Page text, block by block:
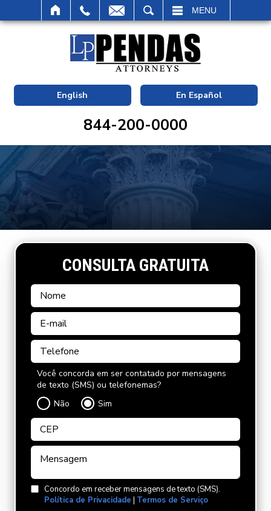
MENU
English En Español
844-200-0000
CONSULTA GRATUITA
Você concorda em ser contatado por mensagens
de texto (SMS) ou telefonemas?
Não
Sim
Concordo em receber mensagens de texto (SMS).
Política de Privacidade | Termos de Serviço